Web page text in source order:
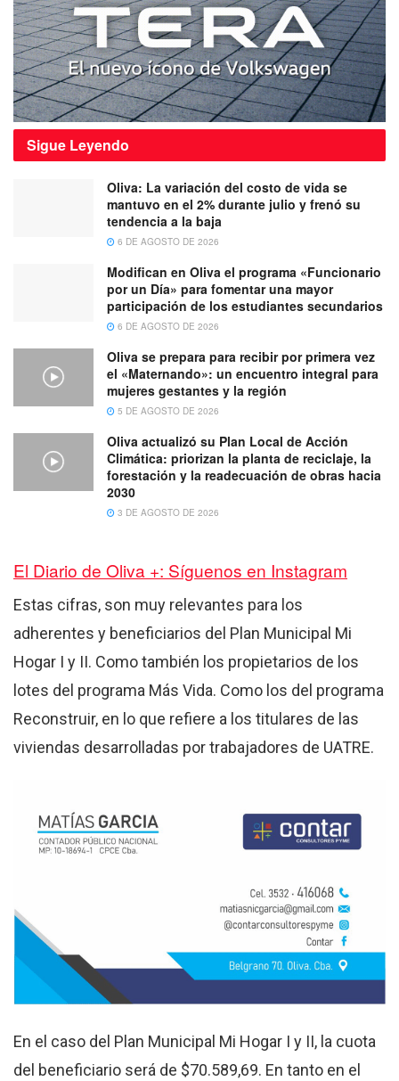
Sigue Leyendo
Oliva: La variación del costo de vida se
mantuvo en el 2% durante julio y frenó su
tendencia a la baja
6 DE AGOSTO DE 2026
Modifican en Oliva el programa «Funcionario
por un Día» para fomentar una mayor
participación de los estudiantes secundarios
6 DE AGOSTO DE 2026
Oliva se prepara para recibir por primera vez
el «Maternando»: un encuentro integral para
mujeres gestantes y la región
5 DE AGOSTO DE 2026
Oliva actualizó su Plan Local de Acción
Climática: priorizan la planta de reciclaje, la
forestación y la readecuación de obras hacia
2030
3 DE AGOSTO DE 2026
El Diario de Oliva +: Síguenos en Instagram
Estas cifras, son muy relevantes para los
adherentes y beneficiarios del Plan Municipal Mi
Hogar I y II. Como también los propietarios de los
lotes del programa Más Vida. Como los del programa
Reconstruir, en lo que refiere a los titulares de las
viviendas desarrolladas por trabajadores de UATRE.
En el caso del Plan Municipal Mi Hogar I y II, la cuota
del beneficiario será de $70.589,69. En tanto en el